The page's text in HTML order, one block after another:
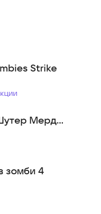
Strike
Мердж
зомби 4